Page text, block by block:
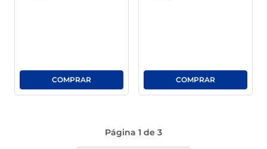
Página 1 de 3